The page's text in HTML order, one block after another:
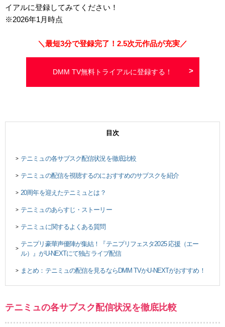
イアルに登録してみてください！
※2026年1月時点
＼最短3分で登録完了！2.5次元作品が充実／
DMM TV無料トライアルに登録する！
目次
> テニミュの各サブスク配信状況を徹底比較
> テニミュの配信を視聴するのにおすすめのサブスクを紹介
> 20周年を迎えたテニミュとは？
> テニミュのあらすじ・ストーリー
> テニミュに関するよくある質問
>
テニプリ豪華声優陣が集結！『テニプリフェスタ2025 応援（エー
ル）』がU-NEXTにて独占ライブ配信
> まとめ：テニミュの配信を見るならDMM TVかU-NEXTがおすすめ！
テニミュの各サブスク配信状況を徹底比較